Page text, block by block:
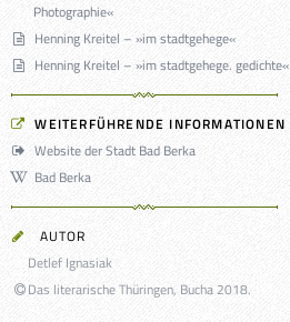
Photographie«
Henning Kreitel – »im stadtgehege«
Henning Kreitel – »im stadtgehege. gedichte«
WEITERFÜHRENDE INFORMATIONEN
Website der Stadt Bad Berka
Bad Berka
AUTOR
Detlef Ignasiak
Das literarische Thüringen, Bucha 2018.